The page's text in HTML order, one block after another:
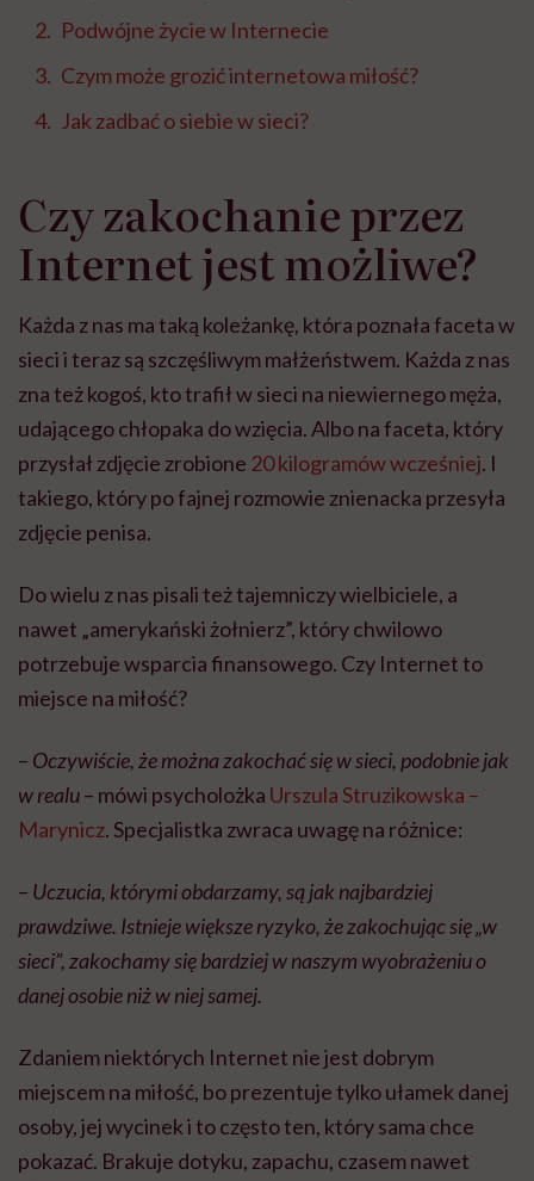
Podwójne życie w Internecie
Czym może grozić internetowa miłość?
Jak zadbać o siebie w sieci?
Czy zakochanie przez
Internet jest możliwe?
Każda z nas ma taką koleżankę, która poznała faceta w
sieci i teraz są szczęśliwym małżeństwem. Każda z nas
zna też kogoś, kto trafił w sieci na niewiernego męża,
udającego chłopaka do wzięcia. Albo na faceta, który
przysłał zdjęcie zrobione 20 kilogramów wcześniej. I
takiego, który po fajnej rozmowie znienacka przesyła
zdjęcie penisa.
Do wielu z nas pisali też tajemniczy wielbiciele, a
nawet „amerykański żołnierz”, który chwilowo
potrzebuje wsparcia finansowego. Czy Internet to
miejsce na miłość?
– Oczywiście, że można zakochać się w sieci, podobnie jak
w realu– mówi psycholożka Urszula Struzikowska –
Marynicz. Specjalistka zwraca uwagę na różnice:
– Uczucia, którymi obdarzamy, są jak najbardziej
prawdziwe. Istnieje większe ryzyko, że zakochując się „w
sieci”, zakochamy się bardziej w naszym wyobrażeniu o
danej osobie niż w niej samej.
Zdaniem niektórych Internet nie jest dobrym
miejscem na miłość, bo prezentuje tylko ułamek danej
osoby, jej wycinek i to często ten, który sama chce
pokazać. Brakuje dotyku, zapachu, czasem nawet